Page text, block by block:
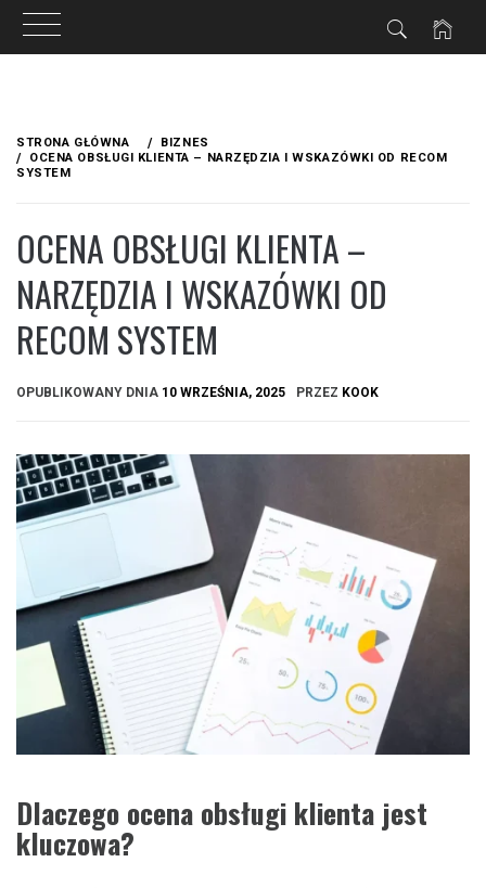
treści
STRONA GŁÓWNA
BIZNES
OCENA OBSŁUGI KLIENTA – NARZĘDZIA I WSKAZÓWKI OD RECOM
SYSTEM
OCENA OBSŁUGI KLIENTA –
NARZĘDZIA I WSKAZÓWKI OD
RECOM SYSTEM
OPUBLIKOWANY DNIA 10 WRZEŚNIA, 2025 PRZEZ KOOK
Dlaczego ocena obsługi klienta jest
kluczowa?